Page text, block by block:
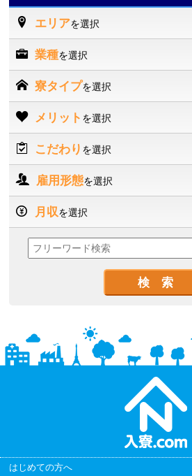
エリアを選択
業種を選択
寮タイプを選択
メリット を選択
こだわり を選択
雇用形態を選択
月収を選択
はじめての方へ